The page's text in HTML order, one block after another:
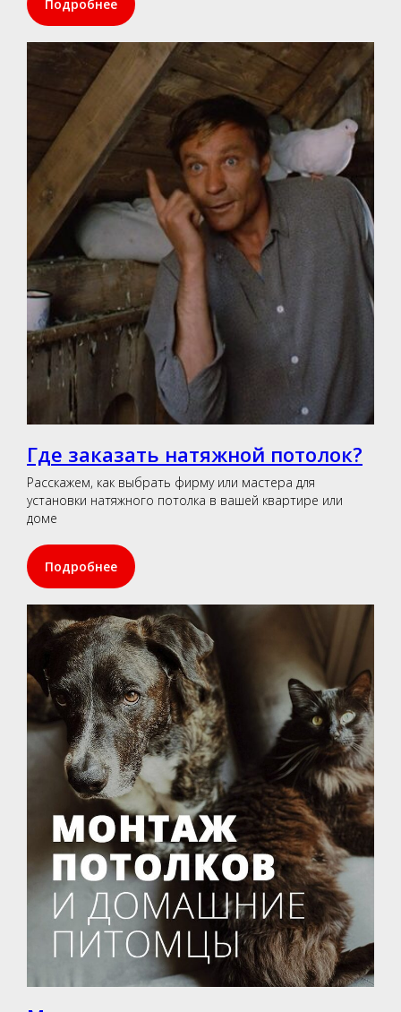
Подробнее
Где заказать натяжной потолок?
Расскажем, как выбрать фирму или мастера для
установки натяжного потолка в вашей квартире или
доме
Подробнее